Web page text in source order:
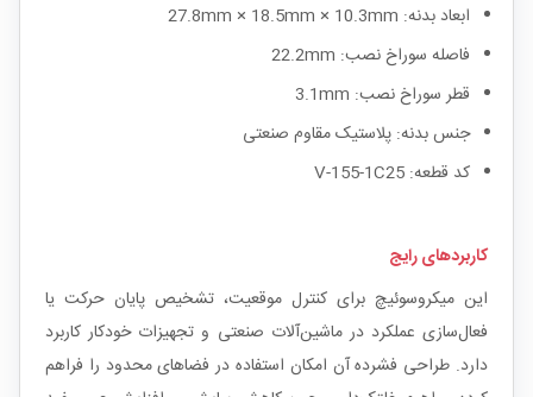
ابعاد بدنه: 27.8mm × 18.5mm × 10.3mm
فاصله سوراخ نصب: 22.2mm
قطر سوراخ نصب: 3.1mm
جنس بدنه: پلاستیک مقاوم صنعتی
کد قطعه: V-155-1C25
کاربردهای رایج
این میکروسوئیچ برای کنترل موقعیت، تشخیص پایان حرکت یا
فعال‌سازی عملکرد در ماشین‌آلات صنعتی و تجهیزات خودکار کاربرد
دارد. طراحی فشرده آن امکان استفاده در فضاهای محدود را فراهم